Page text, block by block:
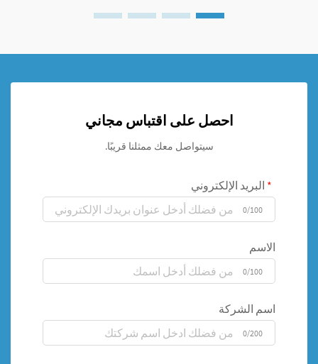
احصل على اقتباس مجاني
سيتواصل معك ممثلنا قريبًا.
البريد الإلكتروني
0/100
الاسم
0/100
اسم الشركة
0/200